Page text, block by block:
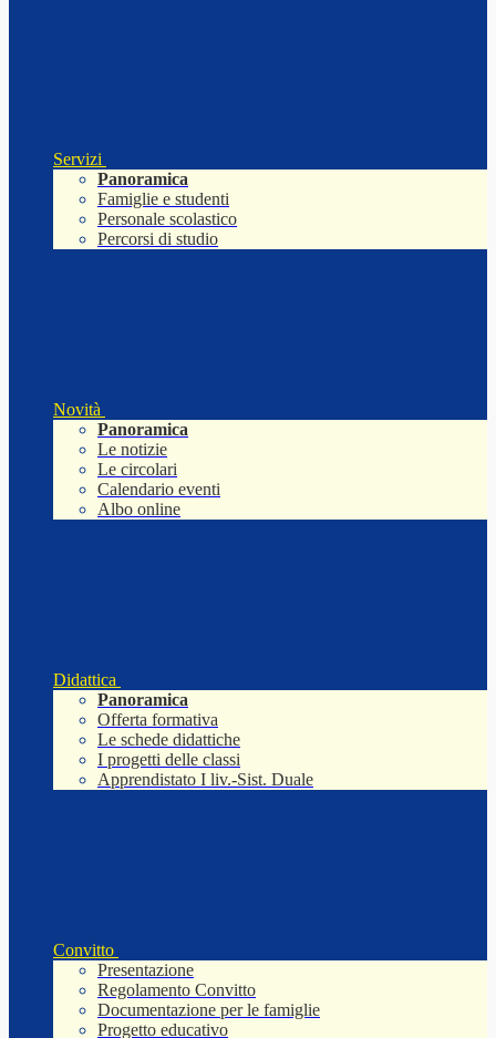
Servizi
Panoramica
Famiglie e studenti
Personale scolastico
Percorsi di studio
Novità
Panoramica
Le notizie
Le circolari
Calendario eventi
Albo online
Didattica
Panoramica
Offerta formativa
Le schede didattiche
I progetti delle classi
Apprendistato I liv.-Sist. Duale
Convitto
Presentazione
Regolamento Convitto
Documentazione per le famiglie
Progetto educativo